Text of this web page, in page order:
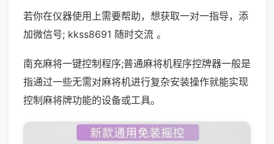
若你在仪器使用上需要帮助，想获取一对一指导，添
加微信号; kkss8691 随时交流 。
南充麻将一键控制程序;普通麻将机程序控牌器一般是
指通过一些无需对麻将机进行复杂安装操作就能实现
控制麻将牌功能的设备或工具。